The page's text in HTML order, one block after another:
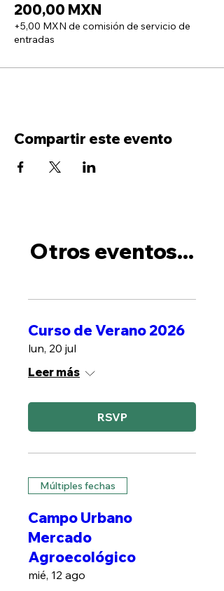
200,00 MXN
+5,00 MXN de comisión de servicio de
entradas
Compartir este evento
Otros eventos...
Curso de Verano 2026
lun, 20 jul
Leer más
RSVP
Múltiples fechas
Campo Urbano
Mercado
Agroecológico
mié, 12 ago